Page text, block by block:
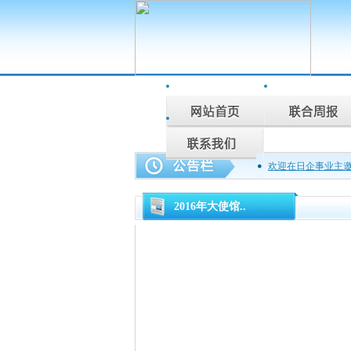
欢迎在日企事业主
联合周报为您说话
2016年大使馆..